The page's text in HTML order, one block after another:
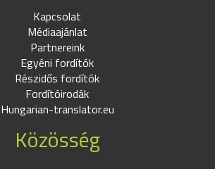
Kapcsolat
Médiaajánlat
Partnereink
Egyéni fordítók
Részidős fordítók
Fordítóirodák
Hungarian-translator.eu
Közösség